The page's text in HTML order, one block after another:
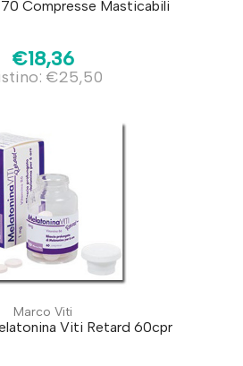
Compresse Masticabili
€18,36
€25,50
Marco Viti
Viti Retard 60cpr